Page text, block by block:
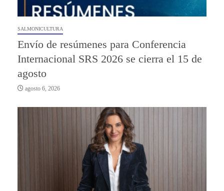
SALMONICULTURA
Envío de resúmenes para Conferencia
Internacional SRS 2026 se cierra el 15 de
agosto
agosto 6, 2026